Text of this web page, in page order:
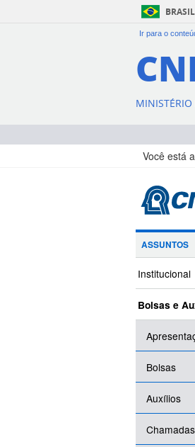
BRASIL
Ir para o
MINISTÉRIO
Você está
ASSUNTOS
Institucional
Bolsas e
Bolsas
Auxílios
Chamadas